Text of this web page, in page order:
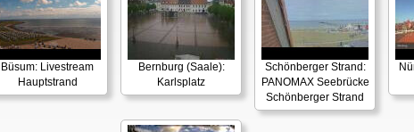
Büsum: Livestream
Hauptstrand
Bernburg (Saale):
Karlsplatz
Schönberger Strand:
PANOMAX Seebrücke
Schönberger Strand